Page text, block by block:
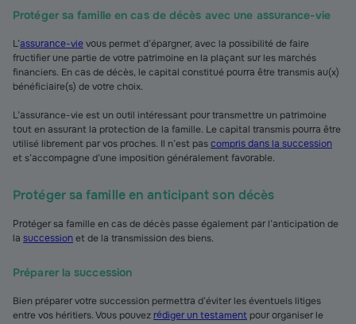
Protéger sa famille en cas de décès avec une assurance-vie
L’assurance-vievous permet d’épargner, avec la possibilité de faire
fructifier une partie de votre patrimoine en la plaçant sur les marchés
financiers. En cas de décès, le capital constitué pourra être transmis au(x)
bénéficiaire(s) de votre choix.
L’assurance-vie est un outil intéressant pour transmettre un patrimoine
tout en assurant la protection de la famille. Le capital transmis pourra être
utilisé librement par vos proches. Il n’est pascompris dans la succession
et s’accompagne d’une imposition généralement favorable.
Protéger sa famille en anticipant son décès
Protéger sa famille en cas de décès passe également par l’anticipation de
la successionet de la transmission des biens.
Préparer la succession
Bien préparer votre succession permettra d’éviter les éventuels litiges
entre vos héritiers. Vous pouvez rédiger un testament pour organiser le